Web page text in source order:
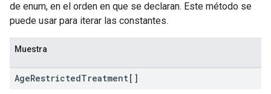
de enum, en el orden en que se declaran. Este método se
puede usar para iterar las constantes.
Muestra
AgeRestrictedTreatment[]